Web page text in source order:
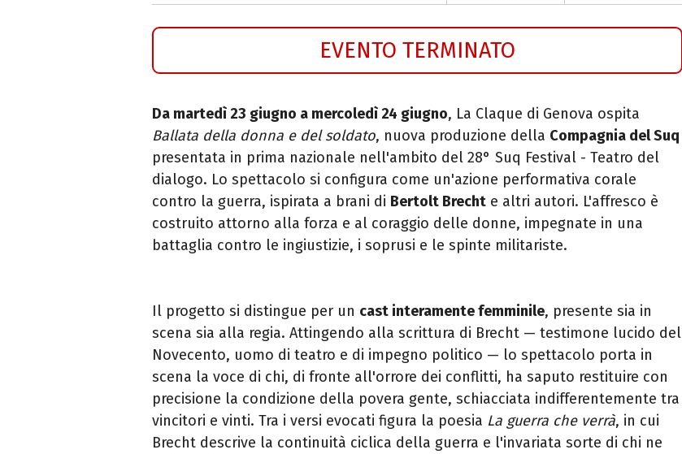
EVENTO TERMINATO
Da martedì 23 giugno a mercoledì 24 giugno, La Claque di Genova ospita
Ballata della donna e del soldato, nuova produzione della Compagnia del Suq
presentata in prima nazionale nell'ambito del 28° Suq Festival - Teatro del
dialogo. Lo spettacolo si configura come un'azione performativa corale
contro la guerra, ispirata a brani di Bertolt Brecht e altri autori. L'affresco è
costruito attorno alla forza e al coraggio delle donne, impegnate in una
battaglia contro le ingiustizie, i soprusi e le spinte militariste.
Il progetto si distingue per un cast interamente femminile, presente sia in
scena sia alla regia. Attingendo alla scrittura di Brecht — testimone lucido del
Novecento, uomo di teatro e di impegno politico — lo spettacolo porta in
scena la voce di chi, di fronte all'orrore dei conflitti, ha saputo restituire con
precisione la condizione della povera gente, schiacciata indifferentemente tra
vincitori e vinti. Tra i versi evocati figura la poesia La guerra che verrà, in cui
Brecht descrive la continuità ciclica della guerra e l'invariata sorte di chi ne